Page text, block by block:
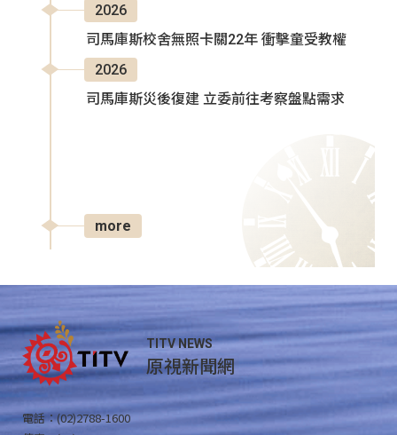
2026
司馬庫斯校舍無照卡關22年 衝擊童受教權
2026
司馬庫斯災後復建 立委前往考察盤點需求
more
TITV NEWS
原視新聞網
電話：(02)2788-1600